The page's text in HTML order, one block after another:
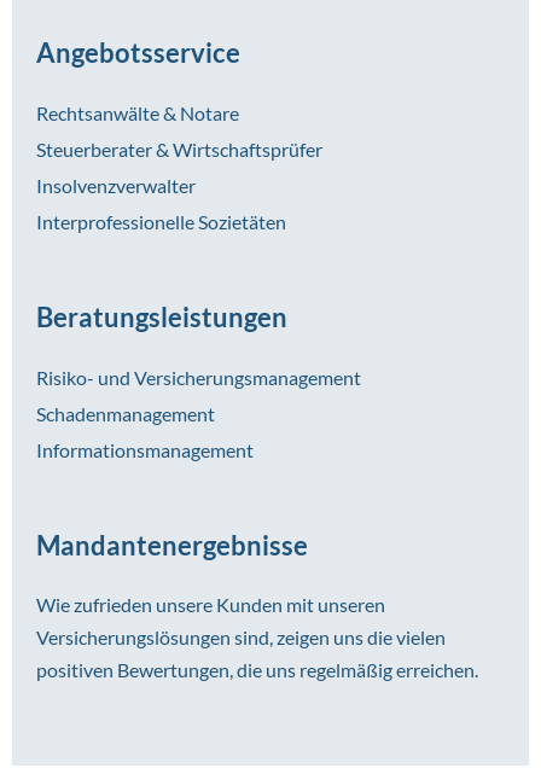
Angebotsservice
Rechtsanwälte & Notare
Steuerberater & Wirtschaftsprüfer
Insolvenzverwalter
Interprofessionelle Sozietäten
Beratungsleistungen
Risiko- und Versicherungsmanagement
Schadenmanagement
Informationsmanagement
Mandantenergebnisse
Wie zufrieden unsere Kunden mit unseren
Versicherungslösungen sind, zeigen uns die vielen
positiven Bewertungen, die uns regelmäßig erreichen.